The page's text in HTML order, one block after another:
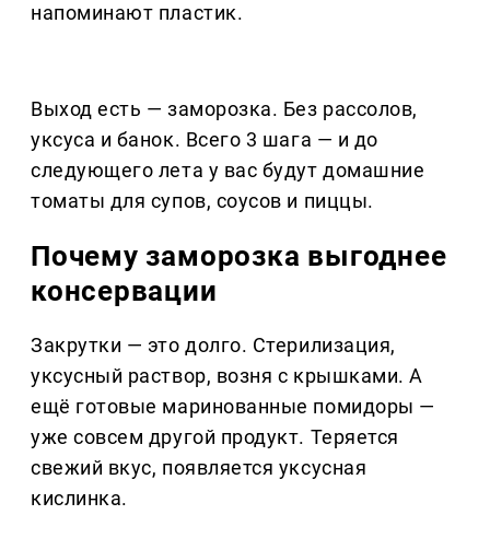
напоминают пластик.
Выход есть — заморозка. Без рассолов,
уксуса и банок. Всего 3 шага — и до
следующего лета у вас будут домашние
томаты для супов, соусов и пиццы.
Почему заморозка выгоднее
консервации
Закрутки — это долго. Стерилизация,
уксусный раствор, возня с крышками. А
ещё готовые маринованные помидоры —
уже совсем другой продукт. Теряется
свежий вкус, появляется уксусная
кислинка.